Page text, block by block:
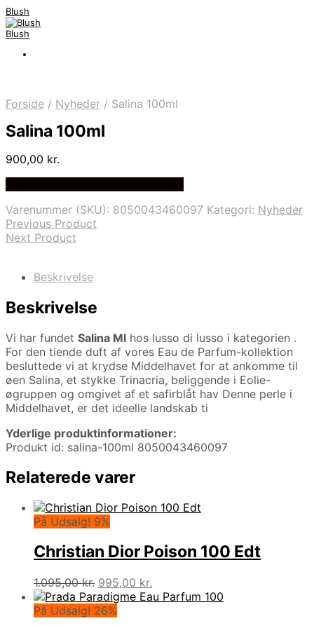
Blush
Blush
Forside / Nyheder / Salina 100ml
Salina 100ml
900,00 kr.
Varenummer (SKU): 8050043460097 Kategori: Nyheder
Previous Product
Next Product
Beskrivelse
Beskrivelse
Vi har fundet Salina Ml hos lusso di lusso i kategorien .
For den tiende duft af vores Eau de Parfum-kollektion
besluttede vi at krydse Middelhavet for at ankomme til
øen Salina, et stykke Trinacria, beliggende i Eolie-
øgruppen og omgivet af et safirblåt hav Denne perle i
Middelhavet, er det ideelle landskab ti
Yderlige produktinformationer:
Produkt id: salina-100ml 8050043460097
Relaterede varer
På Udsalg! 9%
Christian Dior Poison 100 Edt
1.095,00kr. Den
oprindelige
pris
995,00 kr.
aktuelle
På Udsalg! 26%